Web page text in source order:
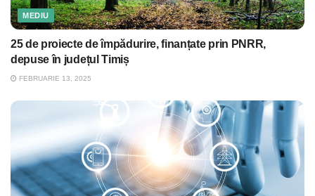
MEDIU
25 de proiecte de împădurire, finanțate prin PNRR,
depuse în județul Timiș
FEBRUARIE 13, 2025